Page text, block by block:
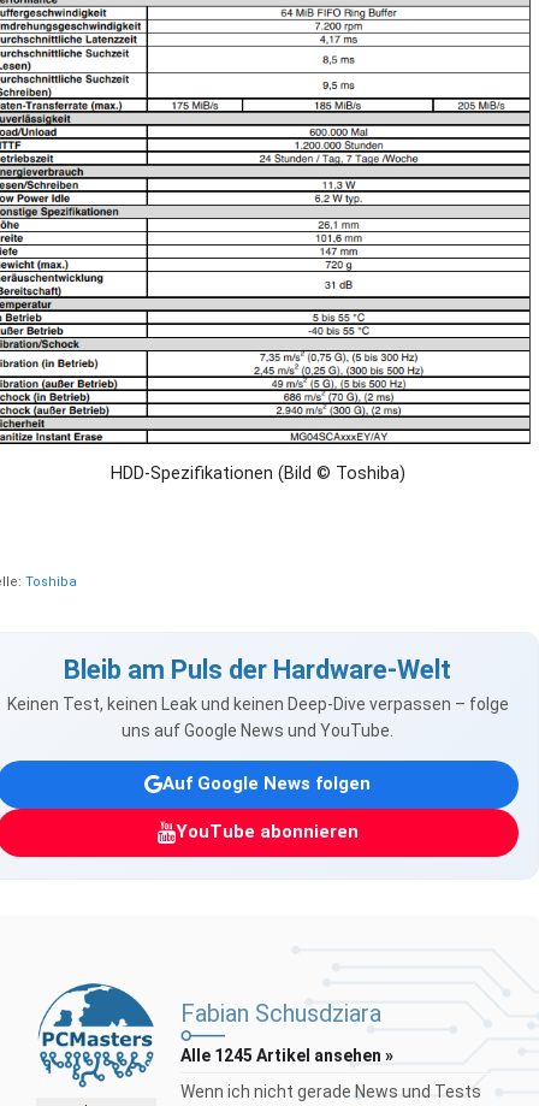
HDD-Spezifikationen (Bild © Toshiba)
Toshiba
Bleib am Puls der Hardware-Welt
Keinen Test, keinen Leak und keinen Deep-Dive verpassen – folge
uns auf Google News und YouTube.
Auf Google News folgen
YouTube abonnieren
Fabian Schusdziara
Alle 1245 Artikel ansehen »
Wenn ich nicht gerade News und Tests